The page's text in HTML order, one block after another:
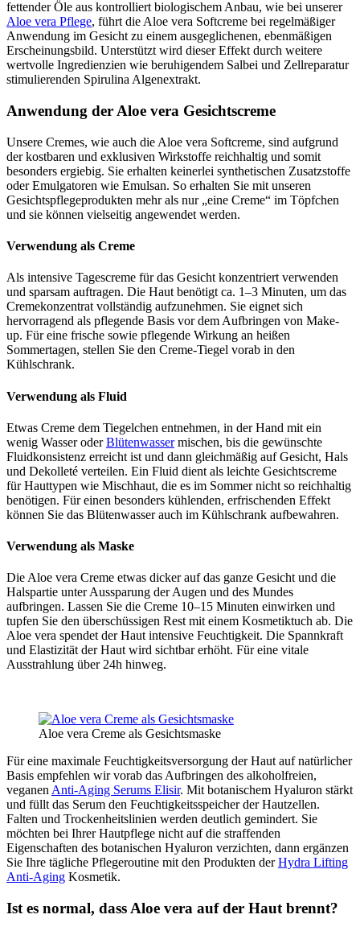
fettender Öle aus kontrolliert biologischem Anbau, wie bei unserer
Aloe vera Pflege, führt die Aloe vera Softcreme bei regelmäßiger
Anwendung im Gesicht zu einem ausgeglichenen, ebenmäßigen
Erscheinungsbild. Unterstützt wird dieser Effekt durch weitere
wertvolle Ingredienzien wie beruhigendem Salbei und Zellreparatur
stimulierenden Spirulina Algenextrakt.
Anwendung der Aloe vera Gesichtscreme
Unsere Cremes, wie auch die Aloe vera Softcreme, sind aufgrund
der kostbaren und exklusiven Wirkstoffe reichhaltig und somit
besonders ergiebig. Sie erhalten keinerlei synthetischen Zusatzstoffe
oder Emulgatoren wie Emulsan. So erhalten Sie mit unseren
Gesichtspflegeprodukten mehr als nur „eine Creme“ im Töpfchen
und sie können vielseitig angewendet werden.
Verwendung als Creme
Als intensive Tagescreme für das Gesicht konzentriert verwenden
und sparsam auftragen. Die Haut benötigt ca. 1–3 Minuten, um das
Cremekonzentrat vollständig aufzunehmen. Sie eignet sich
hervorragend als pflegende Basis vor dem Aufbringen von Make-
up. Für eine frische sowie pflegende Wirkung an heißen
Sommertagen, stellen Sie den Creme-Tiegel vorab in den
Kühlschrank.
Verwendung als Fluid
Etwas Creme dem Tiegelchen entnehmen, in der Hand mit ein
wenig Wasser oderBlütenwassermischen, bis die gewünschte
Fluidkonsistenz erreicht ist und dann gleichmäßig auf Gesicht, Hals
und Dekolleté verteilen. Ein Fluid dient als leichte Gesichtscreme
für Hauttypen wie Mischhaut, die es im Sommer nicht so reichhaltig
benötigen. Für einen besonders kühlenden, erfrischenden Effekt
können Sie das Blütenwasser auch im Kühlschrank aufbewahren.
Verwendung als Maske
Die Aloe vera Creme etwas dicker auf das ganze Gesicht und die
Halspartie unter Aussparung der Augen und des Mundes
aufbringen. Lassen Sie die Creme 10–15 Minuten einwirken und
tupfen Sie den überschüssigen Rest mit einem Kosmetiktuch ab. Die
Aloe vera spendet der Haut intensive Feuchtigkeit. Die Spannkraft
und Elastizität der Haut wird sichtbar erhöht. Für eine vitale
Ausstrahlung über 24h hinweg.
Aloe vera Creme als Gesichtsmaske
Für eine maximale Feuchtigkeitsversorgung der Haut auf natürlicher
Basis empfehlen wir vorab das Aufbringen des alkoholfreien,
veganenAnti-Aging Serums Elisir. Mit botanischem Hyaluron stärkt
und füllt das Serum den Feuchtigkeitsspeicher der Hautzellen.
Falten und Trockenheitslinien werden deutlich gemindert. Sie
möchten bei Ihrer Hautpflege nicht auf die straffenden
Eigenschaften des botanischen Hyaluron verzichten, dann ergänzen
Sie Ihre tägliche Pflegeroutine mit den Produkten derHydra Lifting
Anti-Aging Kosmetik.
Ist es normal, dass Aloe vera auf der Haut brennt?